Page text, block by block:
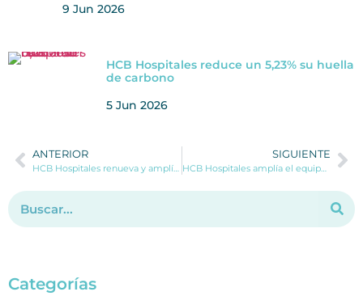
9 Jun 2026
HCB Hospitales reduce un 5,23% su huella
de carbono
5 Jun 2026
ANTERIOR SIGUIENTE
HCB Hospitales amplía el equipo de Medicina Digestiva con la incorporación de la Dr. Marta Magaz
Categorías